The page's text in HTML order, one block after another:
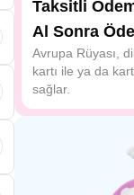
Taksitli
Al Sonra Öde
Avrupa Rüyası,
kartı ile ya da
sağlar.